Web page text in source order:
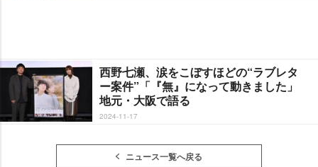
西野七瀬、涙をこぼすほどの“ラブレタ
ー案件”「『無』になって動きました」
地元・大阪で語る
2024-11-17
ニュース一覧へ戻る